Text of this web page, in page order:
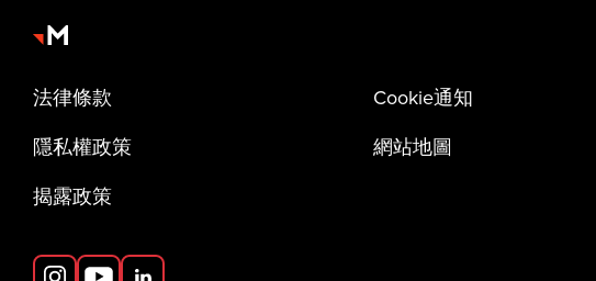
法律條款
隱私權政策
揭露政策
Cookie通知
網站地圖